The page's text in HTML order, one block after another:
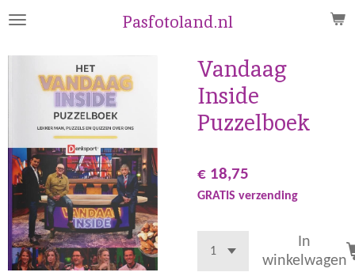
Ga
naar
hoofdinhoud
Pasfotoland.nl
Vandaag
Inside
Puzzelboek
€ 18,75
GRATIS verzending
In
winkelwagen